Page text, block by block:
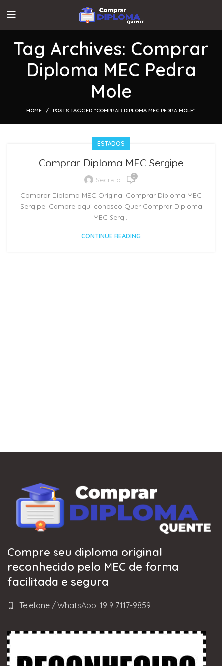
Tag Archives: Comprar
Diploma MEC Pedra
Mole
HOME POSTS TAGGED "COMPRAR DIPLOMA MEC PEDRA MOLE"
ESTADOS
Comprar Diploma MEC Sergipe
Secreto 0
Comprar Diploma MEC Original Comprar Diploma MEC
Sergipe: Compre aqui conosco Quer Comprar Diploma
MEC Serg...
CONTINUE READING
Compre seu diploma original
reconhecido pelo MEC de forma
facilitada e segura
Telefone / WhatsApp: 19 9 7117-9859